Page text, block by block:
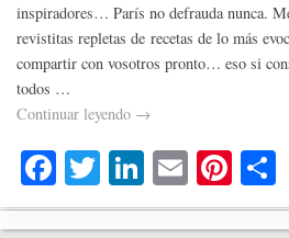
inspiradores… París no defrauda nunca.
revistitas repletas de recetas de lo más
compartir con vosotros pronto… eso si
todos …
Continuar leyendo →
Fa
ce
T
wi
Li
nk
E
m
Pi
nt